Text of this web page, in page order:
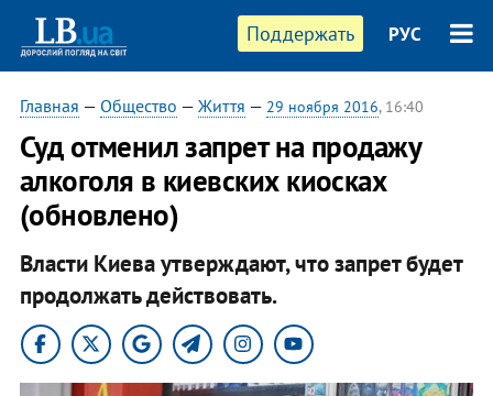
Поддержать РУС
Главная — Общество — Життя — 29 ноября 2016, 16:40
Суд отменил запрет на продажу
алкоголя в киевских киосках
(обновлено)
Власти Киева утверждают, что запрет будет
продолжать действовать.